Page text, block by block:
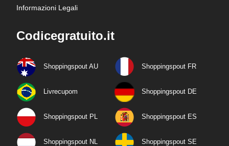
Informazioni Legali
Codicegratuito.it
Shoppingspout AU Shoppingspout FR
Livrecupom Shoppingspout DE
Shoppingspout PL Shoppingspout ES
Shoppingspout NL Shoppingspout SE